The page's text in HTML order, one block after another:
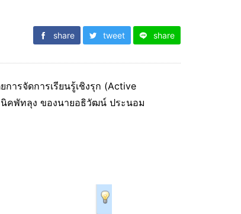
share tweet share
ารจัดการเรียนรู้เชิงรุก (Active
นิคพัทลุง ของนายอธิวัฒน์ ประนอม